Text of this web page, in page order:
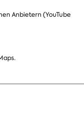
Anbietern (YouTube